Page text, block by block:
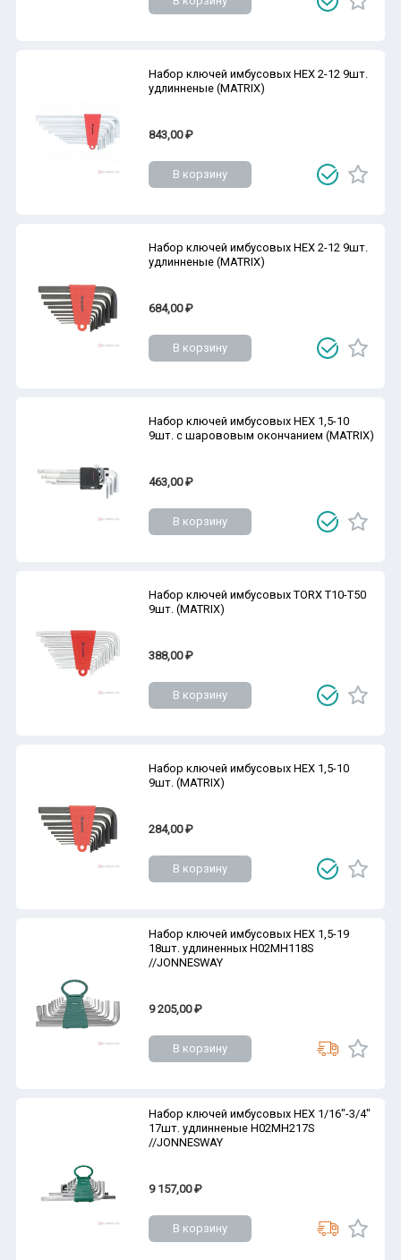
Набор ключей имбусовых HEX 2-12 9шт.
удлинненые (MATRIX)
843,00 ₽
В корзину
Набор ключей имбусовых HEX 2-12 9шт.
удлинненые (MATRIX)
684,00 ₽
В корзину
Набор ключей имбусовых HEX 1,5-10
9шт. с шарововым окончанием (MATRIX)
463,00 ₽
В корзину
Набор ключей имбусовых TORX Т10-Т50
9шт. (MATRIX)
388,00 ₽
В корзину
Набор ключей имбусовых HEX 1,5-10
9шт. (MATRIX)
284,00 ₽
В корзину
Набор ключей имбусовых HEX 1,5-19
18шт. удлиненных H02MH118S
//JONNESWAY
9 205,00 ₽
В корзину
Набор ключей имбусовых HEX 1/16"-3/4"
17шт. удлинненые H02MH217S
//JONNESWAY
9 157,00 ₽
В корзину